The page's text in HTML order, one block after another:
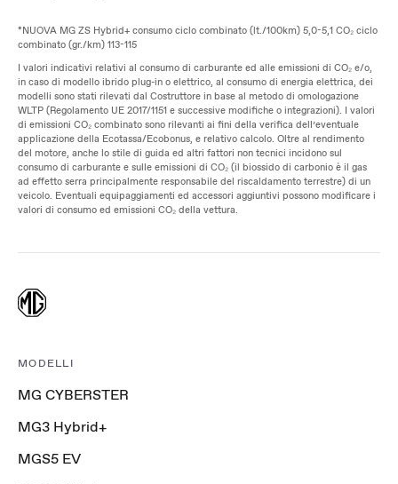
*NUOVA MG ZS Hybrid+ consumo ciclo combinato (lt./100km) 5,0-5,1 CO₂ ciclo
combinato (gr./km) 113-115
I valori indicativi relativi al consumo di carburante ed alle emissioni di CO₂ e/o,
in caso di modello ibrido plug-in o elettrico, al consumo di energia elettrica, dei
modelli sono stati rilevati dal Costruttore in base al metodo di omologazione
WLTP (Regolamento UE 2017/1151 e successive modifiche o integrazioni). I valori
di emissioni CO₂ combinato sono rilevanti ai fini della verifica dell’eventuale
applicazione della Ecotassa/Ecobonus, e relativo calcolo. Oltre al rendimento
del motore, anche lo stile di guida ed altri fattori non tecnici incidono sul
consumo di carburante e sulle emissioni di CO₂ (il biossido di carbonio è il gas
ad effetto serra principalmente responsabile del riscaldamento terrestre) di un
veicolo. Eventuali equipaggiamenti ed accessori aggiuntivi possono modificare i
valori di consumo ed emissioni CO₂ della vettura.
MODELLI
MG CYBERSTER
MG3 Hybrid+
MGS5 EV